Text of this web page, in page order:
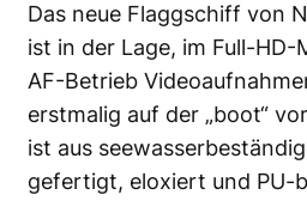
Das neue Flaggschiff von
ist in der Lage, im Full-HD-
AF-Betrieb
erstmalig auf der „boot“
ist aus
gefertigt, eloxiert und PU-